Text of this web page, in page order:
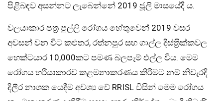
පිළිබඳව අසන්නට ලැබෙන්නේ 2019 ජූලි මාසයේදී ය.
වලයාකාර පත‍්‍ර පුල්ලි රෝගය හේතුවෙන් 2019 වසර
අවසන් වන විට කළුතර, රත්නපුර සහ ගාල්ල දිස්ත‍්‍රික්කවල
හෙක්ටයාර 10,000කට පමණ බලපෑම් එල්ල විය. මෙම
රෝගය හරියාකාරව කළමනාකරණය කිරීමට නම් නිවැරදි
දිලීර නාශක යෙදීම අවශ්‍ය වේ RRISL විසින් මෙම රෝගය